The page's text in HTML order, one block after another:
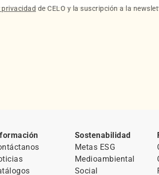
de CELO y la suscripción a la
Sostenabilidad
Metas ESG
Medioambiental
Social